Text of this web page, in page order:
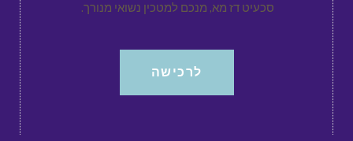
סכעיט דז מא, מנכם למטכין נשואי מנורך.
לרכישה